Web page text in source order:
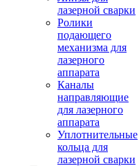
лазерной сварки
Ролики
подающего
механизма для
лазерного
аппарата
Каналы
направляющие
для лазерного
аппарата
Уплотнительные
кольца для
лазерной сварки